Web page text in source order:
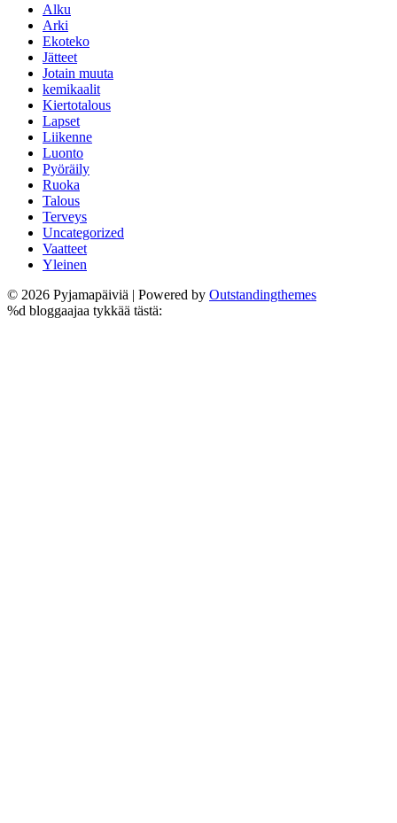
Alku
Arki
Ekoteko
Jätteet
Jotain muuta
kemikaalit
Kiertotalous
Lapset
Liikenne
Luonto
Pyöräily
Ruoka
Talous
Terveys
Uncategorized
Vaatteet
Yleinen
© 2026 Pyjamapäiviä | Powered by Outstandingthemes
%d bloggaajaa tykkää tästä: